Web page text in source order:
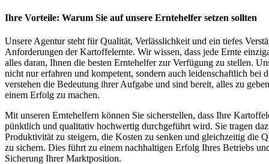
Ihre Vorteile: Warum Sie auf unsere Erntehelfer setzen sollten
Unsere Agentur steht für Qualität, Verlässlichkeit und ein tiefes
Anforderungen der Kartoffelernte. Wir wissen, dass jede Ernte
alles daran, Ihnen die besten Erntehelfer zur Verfügung zu stellen.
nicht nur erfahren und kompetent, sondern auch leidenschaftlich bei
verstehen die Bedeutung ihrer Aufgabe und sind bereit, alles zu
einem Erfolg zu machen.
Mit unseren Erntehelfern können Sie sicherstellen, dass Ihre
pünktlich und qualitativ hochwertig durchgeführt wird. Sie tragen
Produktivität zu steigern, die Kosten zu senken und gleichzeitig die
zu sichern. Dies führt zu einem nachhaltigen Erfolg Ihres Betriebs
Sicherung Ihrer Marktposition.